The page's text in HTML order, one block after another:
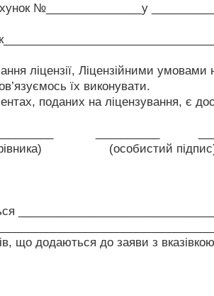
№_______________у
ліцензії, Ліцензійними умовами
їх виконувати.
поданих на ліцензування, є
(особистий
що додаються до заяви з